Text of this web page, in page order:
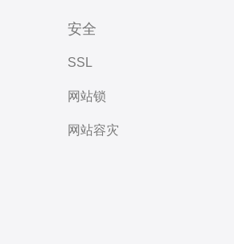
安全
SSL
网站锁
网站容灾